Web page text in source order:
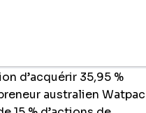
d’acquérir 35,95 %
australien Watpac